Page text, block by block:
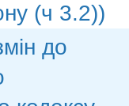
(ч 3.2))
до